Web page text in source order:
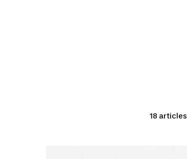
18 articles